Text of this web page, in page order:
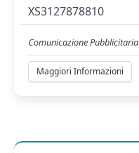
XS3127878810
Comunicazione Pubblicitaria
Maggiori Informazioni